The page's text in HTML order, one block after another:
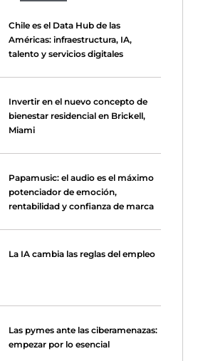
Chile es el Data Hub de las
Américas: infraestructura, IA,
talento y servicios digitales
Invertir en el nuevo concepto de
bienestar residencial en Brickell,
Miami
Papamusic: el audio es el máximo
potenciador de emoción,
rentabilidad y confianza de marca
La IA cambia las reglas del empleo
Las pymes ante las ciberamenazas:
empezar por lo esencial